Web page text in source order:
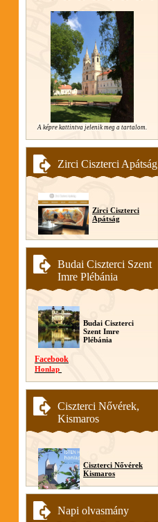
A képre kattintva jelenik meg a tartalom.
Zirci Ciszterci Apátság
Zirci Ciszterci
Apátság
Budai Ciszterci Szent
Imre Plébánia
Budai Ciszterci
Szent Imre
Plébánia
Facebook
Honlap
Ciszterci Nővérek,
Kismaros
Ciszterci Nővérek
Kismaros
Napi olvasmány